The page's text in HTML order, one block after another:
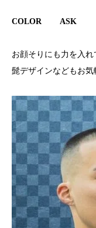
COLOR ASK
お顔そりにも力を入れ
髭デザインなどもお気